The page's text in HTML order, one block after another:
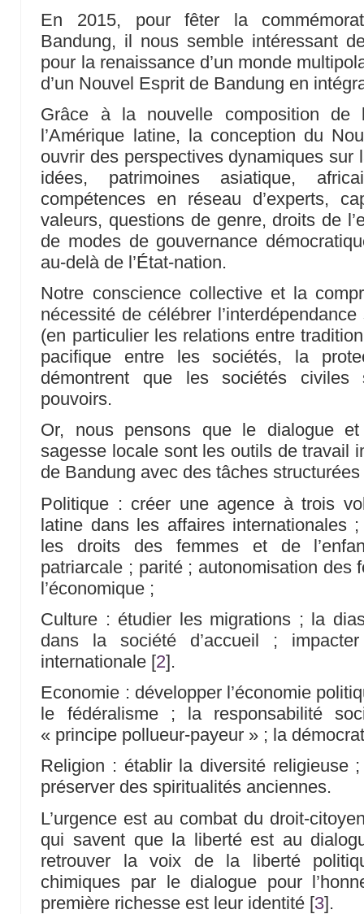
En 2015, pour fêter la
Bandung, il nous semble intéressant
pour la renaissance d’un monde
d’un Nouvel Esprit de Bandung en
Grâce à la nouvelle composition de
l’Amérique latine, la conception du
ouvrir des perspectives dynamiques sur
idées, patrimoines asiatique,
compétences en réseau d’experts,
valeurs, questions de genre, droits de
de modes de gouvernance
au-delà de l’État-nation.
Notre conscience collective et la
nécessité de célébrer
(en particulier les relations entre
pacifique entre les sociétés, la
démontrent que les sociétés
pouvoirs.
Or, nous pensons que le dialogue
sagesse locale sont les outils de travail
de Bandung avec des tâches structurées
Politique : créer une agence à trois
latine dans les affaires internationales
les droits des femmes et de
patriarcale ; parité ; autonomisation des
l’économique ;
Culture : étudier les migrations ; la
dans la société d’accueil ;
internationale [2].
Economie : développer l’économie
le fédéralisme ; la responsabilité
« principe pollueur-payeur » ; la
Religion : établir la diversité religieuse
préserver des spiritualités anciennes.
L’urgence est au combat du droit-
qui savent que la liberté est au
retrouver la voix de la liberté
chimiques par le dialogue pour
première richesse est leur identité [3].